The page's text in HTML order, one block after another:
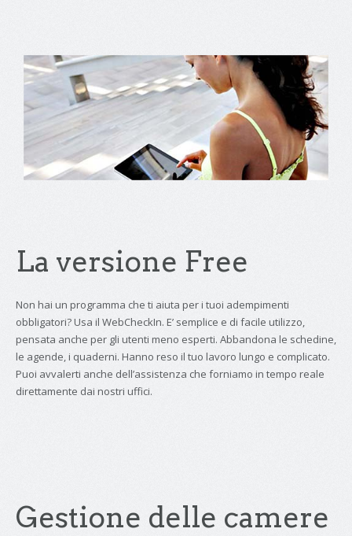
La versione Free
Non hai un programma che ti aiuta per i tuoi adempimenti
obbligatori? Usa il WebCheckIn. E’ semplice e di facile utilizzo,
pensata anche per gli utenti meno esperti. Abbandona le schedine,
le agende, i quaderni. Hanno reso il tuo lavoro lungo e complicato.
Puoi avvalerti anche dell’assistenza che forniamo in tempo reale
direttamente dai nostri uffici.
Gestione delle camere